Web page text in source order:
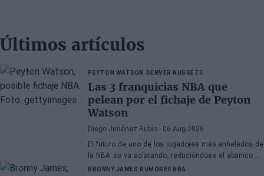
Últimos artículos
PEYTON WATSON DENVER NUGGETS
Las 3 franquicias NBA que
pelean por el fichaje de Peyton
Watson
Diego Jiménez Rubio - 06 Aug 2026
El futuro de uno de los jugadores más anhelados de
la NBA se va aclarando, reduciéndose el abanico de
franquicias candidatas a tres.
BRONNY JAMES RUMORES NBA